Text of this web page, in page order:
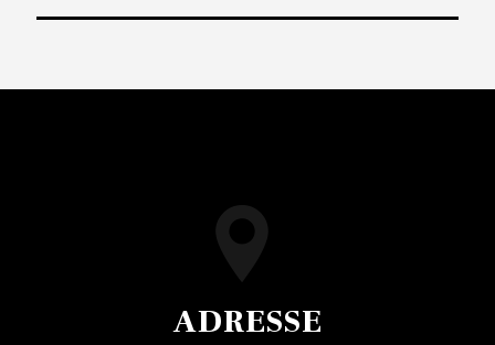
ADRESSE